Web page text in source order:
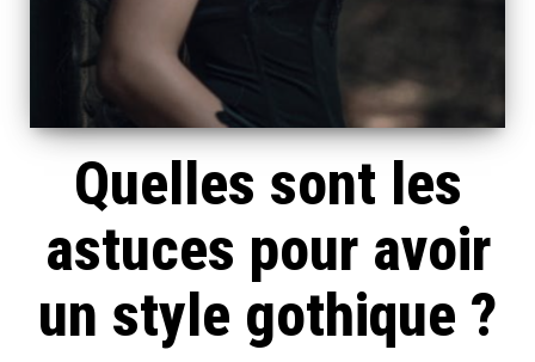
Quelles sont les
astuces pour avoir
un style gothique ?